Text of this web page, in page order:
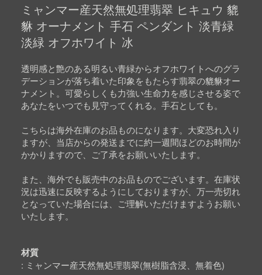
beginning
images
gallery
ミャンマー産天然無処理翡翠 ヒキュウ 貔
貅 オーナメント 手石 ペンダント 淡青緑
淡緑 オフホワイト 冰
透明感と艶のある明るい青緑からオフホワイトへのグラ
デーションが落ち着いた印象をもたらす翡翠の貔貅オー
ナメント。可愛らしくも力強い生命力を感じさせる姿で
あなたをいつでも見守ってくれる。手石としても。
こちらは海外在庫のお品ものになります。大変恐れ入り
ますが、当店からの発送までに約一週間ほどのお時間が
かかりますので、ご了承をお願いいたします。
また、海外でも販売中のお品ものでございます。在庫状
況は迅速に反映するようにしておりますが、万一売切れ
となっていた場合には、ご理解いただけますようお願い
いたします。
材質
ミャンマー産天然無処理翡翠(無樹脂含浸、無着色)